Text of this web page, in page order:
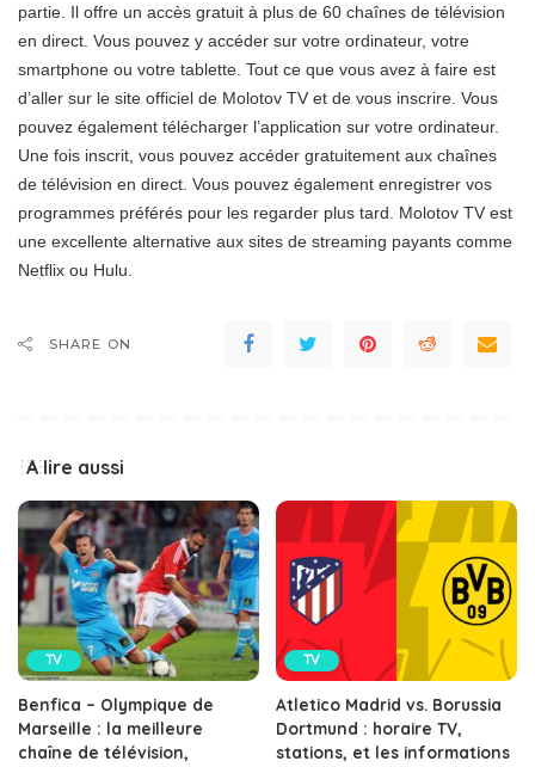
partie. Il offre un accès gratuit à plus de 60 chaînes de télévision
en direct. Vous pouvez y accéder sur votre ordinateur, votre
smartphone ou votre tablette. Tout ce que vous avez à faire est
d’aller sur le site officiel de Molotov TV et de vous inscrire. Vous
pouvez également télécharger l’application sur votre ordinateur.
Une fois inscrit, vous pouvez accéder gratuitement aux chaînes
de télévision en direct. Vous pouvez également enregistrer vos
programmes préférés pour les regarder plus tard. Molotov TV est
une excellente alternative aux sites de streaming payants comme
Netflix ou Hulu.
SHARE ON
A lire aussi
TV
Benfica – Olympique de
Marseille : la meilleure
chaîne de télévision,
TV
Atletico Madrid vs. Borussia
Dortmund : horaire TV,
stations, et les informations